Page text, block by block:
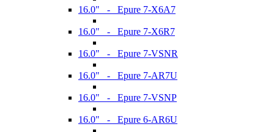
16.0" - Epure 7-X6A7
16.0" - Epure 7-X6R7
16.0" - Epure 7-VSNR
16.0" - Epure 7-AR7U
16.0" - Epure 7-VSNP
16.0" - Epure 6-AR6U